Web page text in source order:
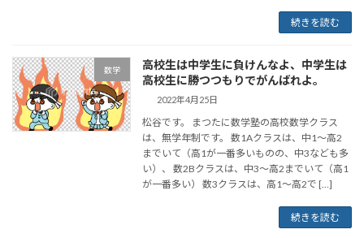
続きを読む
数学
高校生は中学生に負けんなよ、中学生は
高校生に勝つつもりでがんばれよ。
2022年4月25日
松谷です。 まつたに数学塾の高校数学クラス
は、無学年制です。 数1Aクラスは、中1～高2
までいて（高1が一番多いものの、中3なども多
い）、 数2Bクラスは、中3～高2までいて（高1
が一番多い） 数3クラスは、高1～高2で […]
続きを読む